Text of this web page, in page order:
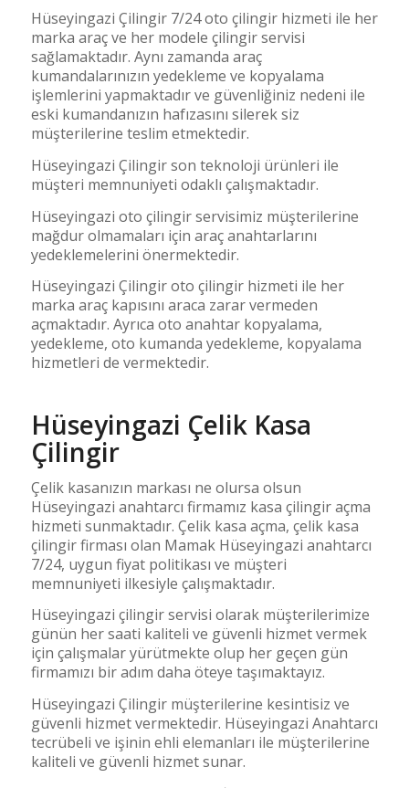
Hüseyingazi Çilingir 7/24 oto çilingir hizmeti ile her
marka araç ve her modele çilingir servisi
sağlamaktadır. Aynı zamanda araç
kumandalarınızın yedekleme ve kopyalama
işlemlerini yapmaktadır ve güvenliğiniz nedeni ile
eski kumandanızın hafızasını silerek siz
müşterilerine teslim etmektedir.
Hüseyingazi Çilingir son teknoloji ürünleri ile
müşteri memnuniyeti odaklı çalışmaktadır.
Hüseyingazi oto çilingir servisimiz müşterilerine
mağdur olmamaları için araç anahtarlarını
yedeklemelerini önermektedir.
Hüseyingazi Çilingir oto çilingir hizmeti ile her
marka araç kapısını araca zarar vermeden
açmaktadır. Ayrıca oto anahtar kopyalama,
yedekleme, oto kumanda yedekleme, kopyalama
hizmetleri de vermektedir.
Hüseyingazi Çelik Kasa
Çilingir
Çelik kasanızın markası ne olursa olsun
Hüseyingazi anahtarcı firmamız kasa çilingir açma
hizmeti sunmaktadır. Çelik kasa açma, çelik kasa
çilingir firması olan Mamak Hüseyingazi anahtarcı
7/24, uygun fiyat politikası ve müşteri
memnuniyeti ilkesiyle çalışmaktadır.
Hüseyingazi çilingir servisi olarak müşterilerimize
günün her saati kaliteli ve güvenli hizmet vermek
için çalışmalar yürütmekte olup her geçen gün
firmamızı bir adım daha öteye taşımaktayız.
Hüseyingazi Çilingir müşterilerine kesintisiz ve
güvenli hizmet vermektedir. Hüseyingazi Anahtarcı
tecrübeli ve işinin ehli elemanları ile müşterilerine
kaliteli ve güvenli hizmet sunar.